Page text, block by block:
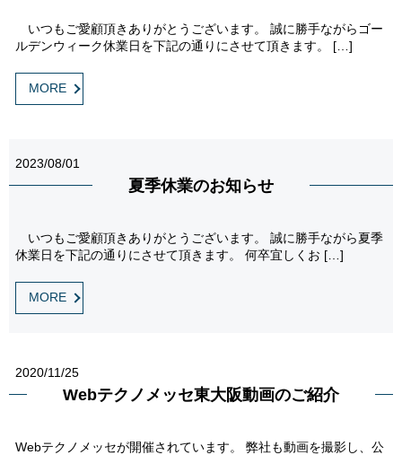
いつもご愛顧頂きありがとうございます。 誠に勝手ながらゴー
ルデンウィーク休業日を下記の通りにさせて頂きます。 […]
MORE
2023/08/01
夏季休業のお知らせ
いつもご愛顧頂きありがとうございます。 誠に勝手ながら夏季
休業日を下記の通りにさせて頂きます。 何卒宜しくお […]
MORE
2020/11/25
Webテクノメッセ東大阪動画のご紹介
Webテクノメッセが開催されています。 弊社も動画を撮影し、公